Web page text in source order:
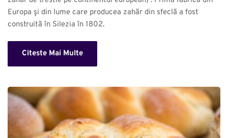
Europa şi din lume care producea zahăr din sfeclă a fost
construită în Silezia în 1802.
Citeste Mai Multe